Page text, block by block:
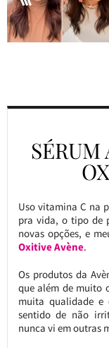
Uso vitamina C na
pra vida, o tipo de
novas opções, e
Oxitive Avène.
Os produtos da
que além de muito
muita qualidade e
sentido de não
nunca vi em outras